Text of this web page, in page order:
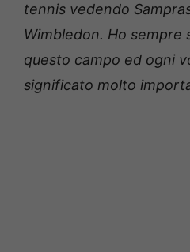
tennis vedendo
Wimbledon. Ho sempre
questo campo ed ogni
significato molto